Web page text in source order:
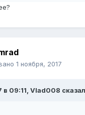
1 ноября, 2017
в 09:11, Vlad008